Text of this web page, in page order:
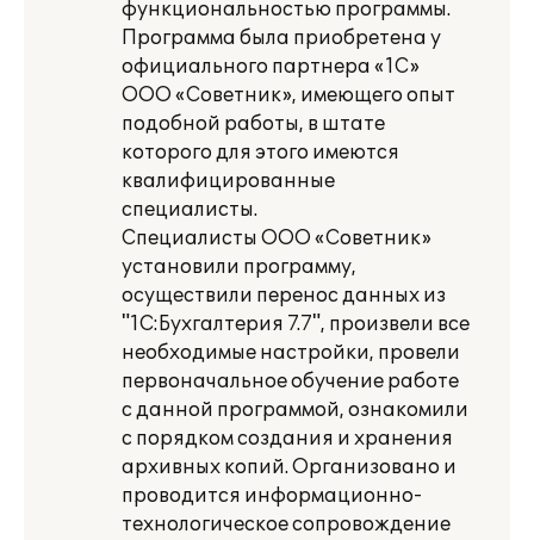
функциональностью программы.
Программа была приобретена у
официального партнера «1С»
ООО «Советник», имеющего опыт
подобной работы, в штате
которого для этого имеются
квалифицированные
специалисты.
Специалисты ООО «Советник»
установили программу,
осуществили перенос данных из
"1С:Бухгалтерия 7.7", произвели все
необходимые настройки, провели
первоначальное обучение работе
с данной программой, ознакомили
с порядком создания и хранения
архивных копий. Организовано и
проводится информационно-
технологическое сопровождение